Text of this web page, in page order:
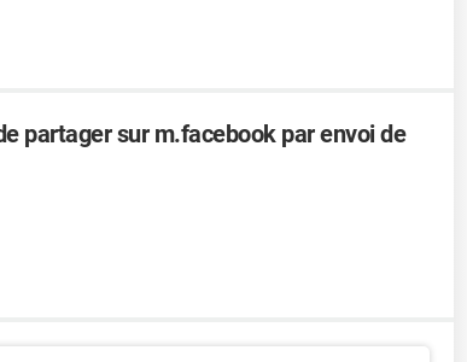
partager sur m.facebook par envoi de